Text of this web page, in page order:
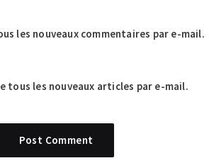
les nouveaux commentaires par e-mail.
tous les nouveaux articles par e-mail.